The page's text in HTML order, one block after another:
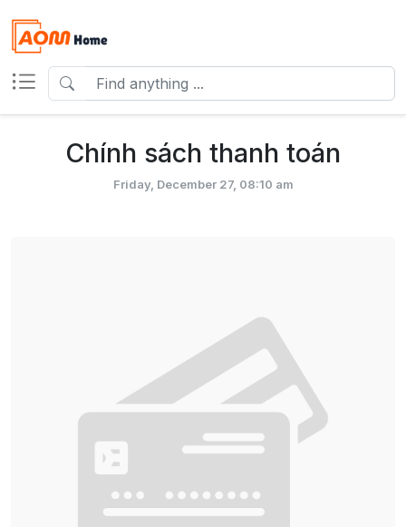
Chính sách thanh toán
Friday, December 27, 08:10 am